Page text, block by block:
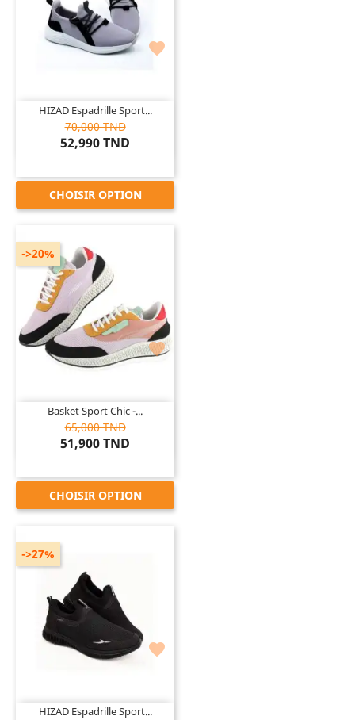

HIZAD Espadrille Sport...
70,000 TND
52,990 TND
CHOISIR OPTION

Basket Sport Chic -...
65,000 TND
51,900 TND
->20%
CHOISIR OPTION

HIZAD Espadrille Sport...
->27%